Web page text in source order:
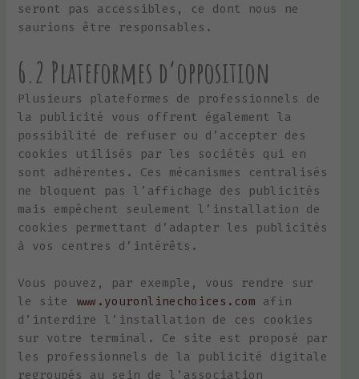
seront pas accessibles, ce dont nous ne
saurions être responsables.
6.2 Plateformes d’opposition
Plusieurs plateformes de professionnels de
la publicité vous offrent également la
possibilité de refuser ou d’accepter des
cookies utilisés par les sociétés qui en
sont adhérentes. Ces mécanismes centralisés
ne bloquent pas l’affichage des publicités
mais empêchent seulement l’installation de
cookies permettant d’adapter les publicités
à vos centres d’intérêts.
Vous pouvez, par exemple, vous rendre sur
le site www.youronlinechoices.com afin
d’interdire l’installation de ces cookies
sur votre terminal. Ce site est proposé par
les professionnels de la publicité digitale
regroupés au sein de l’association